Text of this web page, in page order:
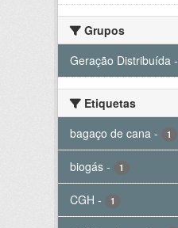
Grupos
Geração Distribuída -
Etiquetas
bagaço de cana - 1
biogás - 1
CGH - 1